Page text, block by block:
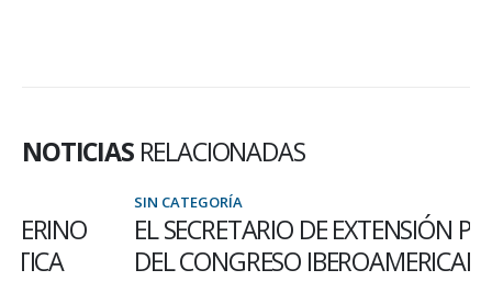
NOTICIAS RELACIONADAS
EL SECRETARIO DE EXTENSIÓN PARTICIPA
DEL CONGRESO IBEROAMERICANO